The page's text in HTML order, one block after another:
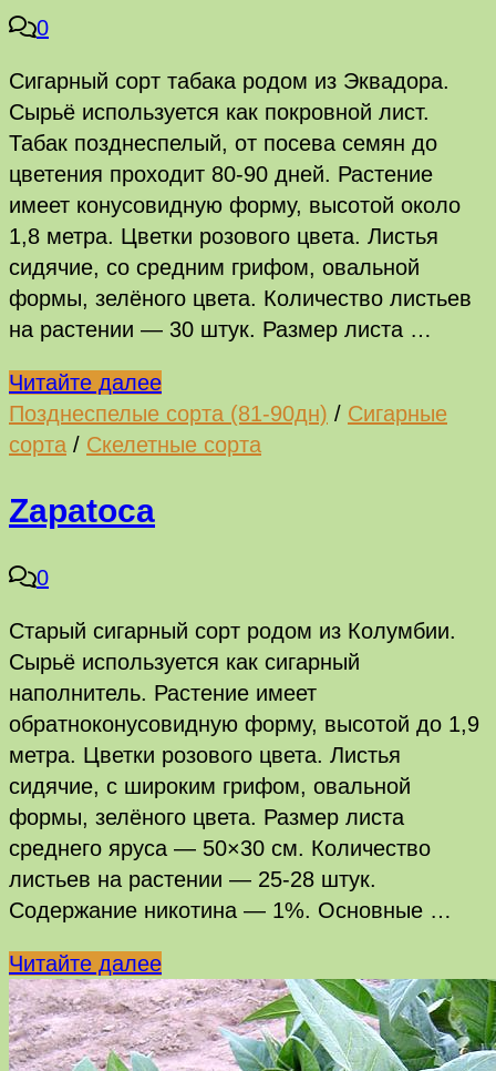
0
Сигарный сорт табака родом из Эквадора.
Сырьё используется как покровной лист.
Табак позднеспелый, от посева семян до
цветения проходит 80-90 дней. Растение
имеет конусовидную форму, высотой около
1,8 метра. Цветки розового цвета. Листья
сидячие, со средним грифом, овальной
формы, зелёного цвета. Количество листьев
на растении — 30 штук. Размер листа …
Esmeraldas
Negras
Читайте далее
Позднеспелые сорта (81-90дн) / Сигарные
сорта / Скелетные сорта
Zapatoca
0
Старый сигарный сорт родом из Колумбии.
Сырьё используется как сигарный
наполнитель. Растение имеет
обратноконусовидную форму, высотой до 1,9
метра. Цветки розового цвета. Листья
сидячие, с широким грифом, овальной
формы, зелёного цвета. Размер листа
среднего яруса — 50×30 см. Количество
листьев на растении — 25-28 штук.
Содержание никотина — 1%. Основные …
Zapatoca
Читайте далее